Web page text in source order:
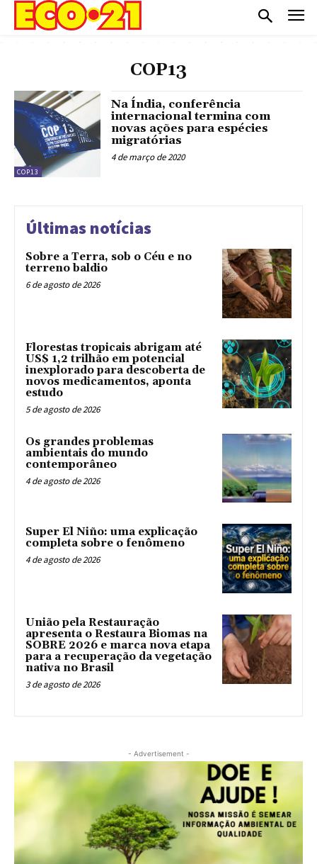
COP13
COP13
Na Índia, conferência
internacional termina com
novas ações para espécies
migratórias
4 de março de 2020
Últimas notícias
Sobre a Terra, sob o Céu e no
terreno baldio
6 de agosto de 2026
Florestas tropicais abrigam até
US$ 1,2 trilhão em potencial
inexplorado para descoberta de
novos medicamentos, aponta
estudo
5 de agosto de 2026
Os grandes problemas
ambientais do mundo
contemporâneo
4 de agosto de 2026
Super El Niño: uma explicação
completa sobre o fenômeno
4 de agosto de 2026
União pela Restauração
apresenta o Restaura Biomas na
SOBRE 2026 e marca nova etapa
para a recuperação da vegetação
nativa no Brasil
3 de agosto de 2026
- Advertisement -